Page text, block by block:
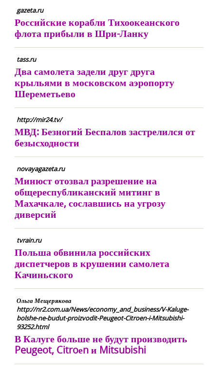
gazeta.ru
Российские корабли Тихоокеанского
флота прибыли в Шри-Ланку
tass.ru
Два самолета задели друг друга
крыльями в московском аэропорту
Шереметьево
http://mir24.tv/
МВД: Безногий Беспалов застрелился от
безысходности
novayagazeta.ru
Минюст отозвал разрешение на
общереспубликанский митинг в
Махачкале, сославшись на угрозу
диверсий
tvrain.ru
Польша обвинила российских
диспетчеров в крушении самолета
Качиньского
Ольга Мещерякова
http://nr2.com.ua/News/economy_and_business/V-Kaluge-
bolshe-ne-budut-proizvodit-Peugeot-Citroen-i-Mitsubishi-
93252.html
В Калуге больше не будут производить
Peugeot, Citroеn и Mitsubishi